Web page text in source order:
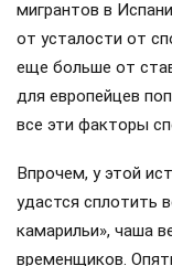
мигрантов в
от усталости от
еще больше от
для европейцев
все эти факторы
Впрочем, у этой
удастся сплотить
камарильи», чаша
временщиков.